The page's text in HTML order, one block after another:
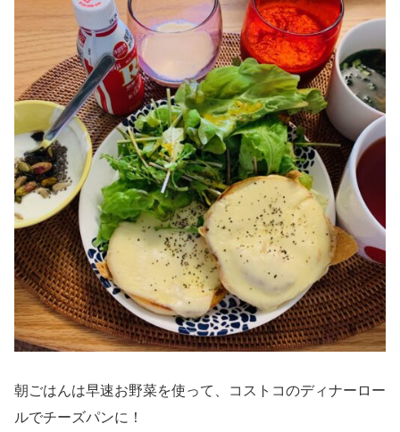
朝ごはんは早速お野菜を使って、コストコのディナーロー
ルでチーズパンに！